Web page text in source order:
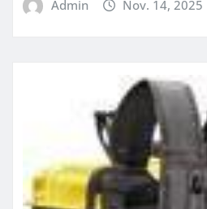
Admin Nov. 14, 2025